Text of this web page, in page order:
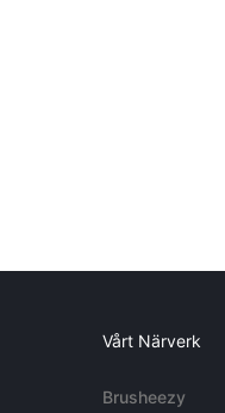
Vårt Närverk
Brusheezy